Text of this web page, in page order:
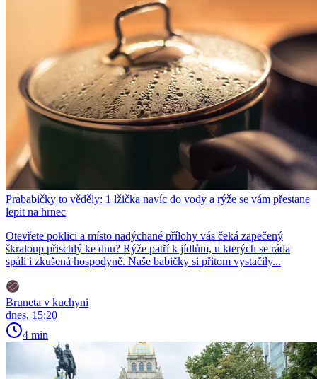
Prababičky to věděly: 1 lžička navíc do vody a rýže se vám přestane
lepit na hrnec
Otevřete poklici a místo nadýchané přílohy vás čeká zapečený
škraloup přischlý ke dnu? Rýže patří k jídlům, u kterých se ráda
spálí i zkušená hospodyně. Naše babičky si přitom vystačily...
Bruneta v kuchyni
dnes, 15:20
4 min